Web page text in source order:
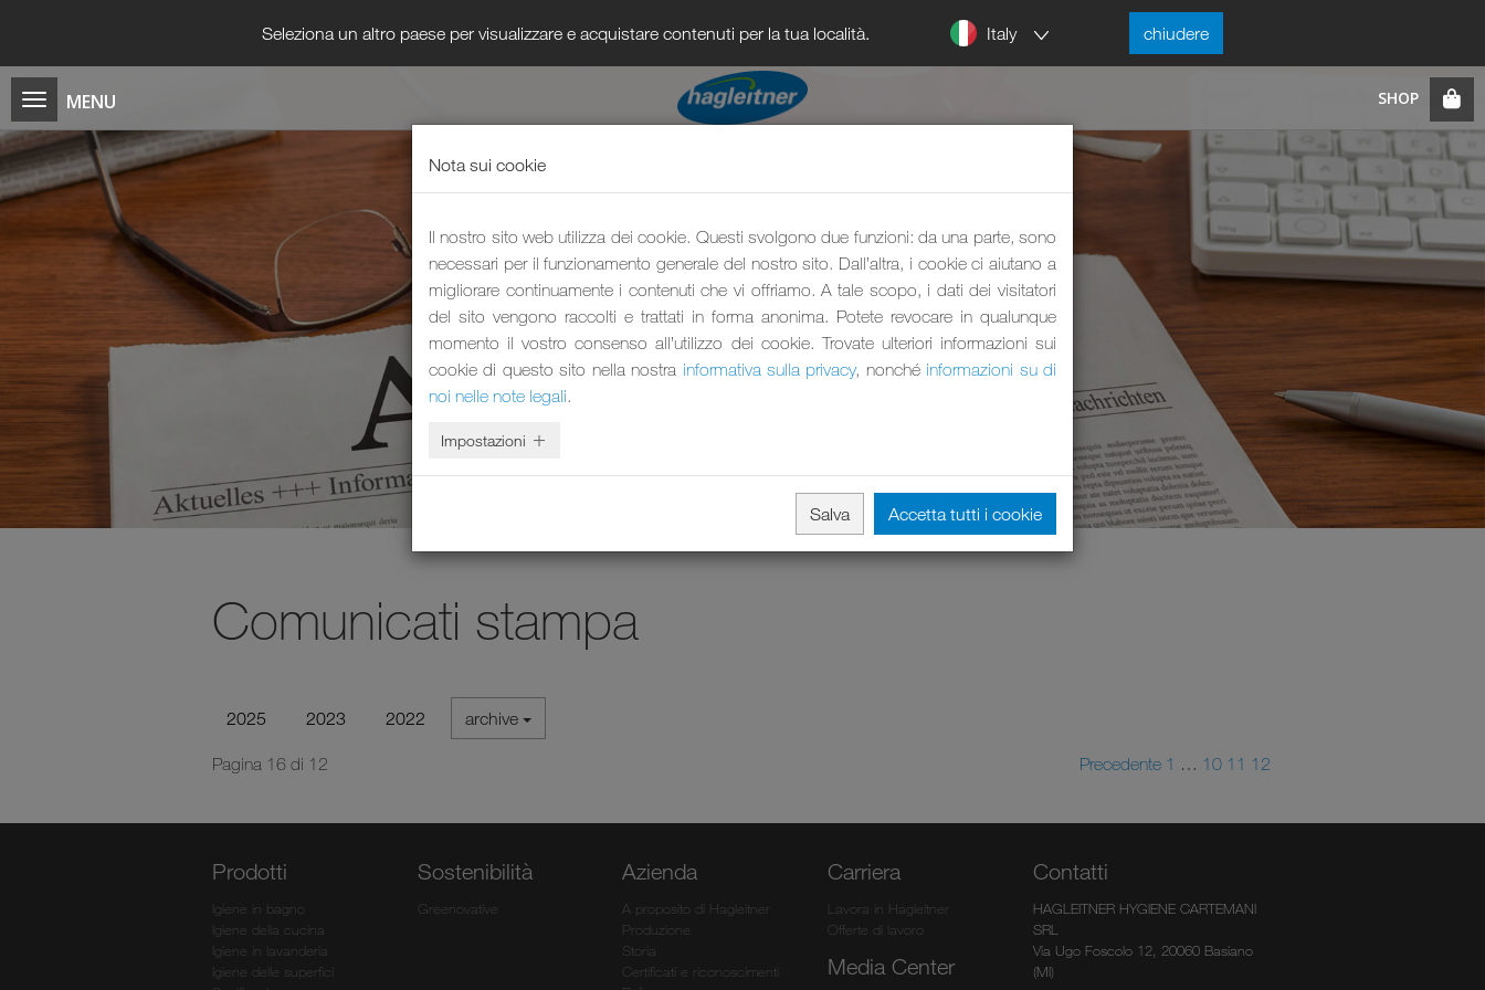
Seleziona un altro paese per visualizzare e acquistare contenuti per la tua località. Italy chiudere
Comunicati stampa
2025 2023 2022 archive
Pagina 16 di 12 Precedente 1 … 10 11 12
Prodotti
Igiene in bagno
Igiene della cucina
Igiene in lavanderia
Igiene delle superfici
Sostenibilità
Greenovative
Azienda
A proposito di Hagleitner
Produzione
Storia
Certificati e riconoscimenti
Carriera
Lavora in Hagleitner
Offerte di lavoro
Media Center
Contatti
HAGLEITNER HYGIENE CARTEMANI
SRL
Via Ugo Foscolo 12, 20060 Basiano
(MI)
Nota sui cookie
Il nostro sito web utilizza dei cookie. Questi svolgono due funzioni: da una parte, sono
necessari per il funzionamento generale del nostro sito. Dall’altra, i cookie ci aiutano a
migliorare continuamente i contenuti che vi offriamo. A tale scopo, i dati dei visitatori
del sito vengono raccolti e trattati in forma anonima. Potete revocare in qualunque
momento il vostro consenso all’utilizzo dei cookie. Trovate ulteriori informazioni sui
cookie di questo sito nella nostra informativa sulla privacy, nonché informazioni su di
noi nelle note legali.
Impostazioni
Salva Accetta tutti i cookie